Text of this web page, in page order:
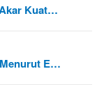
Kuat…
E…